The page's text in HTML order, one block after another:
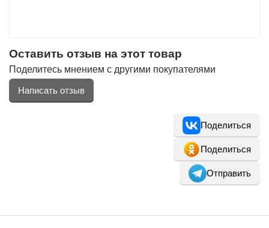
Оставить отзыв на этот товар
Поделитесь мнением с другими покупателями
Написать отзыв
Поделиться
Поделиться
Отправить